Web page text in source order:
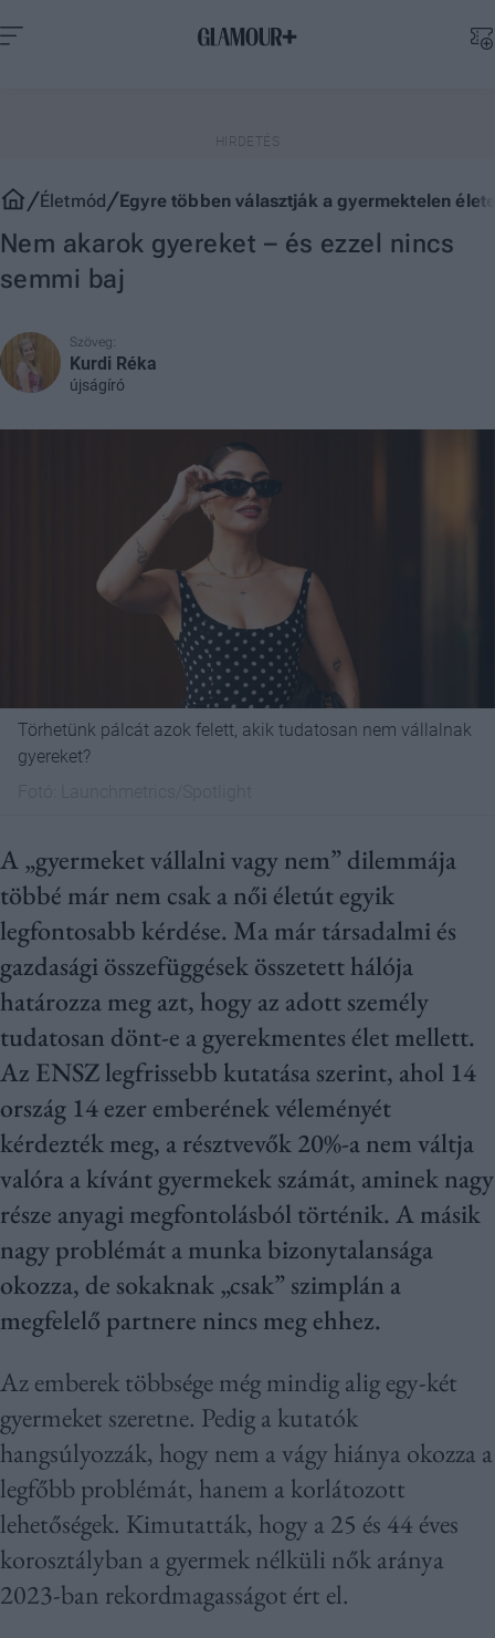
Életmód Egyre többen választják a gyermektelen
Nem akarok gyereket – és ezzel nincs
semmi baj
Szöveg:
Kurdi Réka
újságíró
Törhetünk pálcát azok felett, akik tudatosan nem vállalnak
gyereket?
A „gyermeket vállalni vagy nem” dilemmája
többé már nem csak a női életút egyik
legfontosabb kérdése. Ma már társadalmi és
gazdasági összefüggések összetett hálója
határozza meg azt, hogy az adott személy
tudatosan dönt-e a gyerekmentes élet mellett.
Az ENSZ legfrissebb kutatása szerint, ahol 14
ország 14 ezer emberének véleményét
kérdezték meg, a résztvevők 20%-a nem váltja
valóra a kívánt gyermekek számát, aminek nagy
része anyagi megfontolásból történik. A másik
nagy problémát a munka bizonytalansága
okozza, de sokaknak „csak” szimplán a
megfelelő partnere nincs meg ehhez.
Az emberek többsége még mindig alig egy-két
gyermeket szeretne. Pedig a kutatók
hangsúlyozzák, hogy nem a vágy hiánya okozza a
legfőbb problémát, hanem a korlátozott
lehetőségek. Kimutatták, hogy a 25 és 44 éves
korosztályban a gyermek nélküli nők aránya
2023-ban rekordmagasságot ért el.